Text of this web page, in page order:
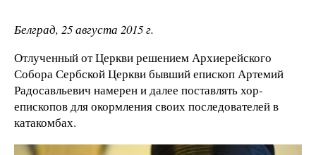
Белград, 25 августа 2015 г.
Отлученный от Церкви решением Архиерейского
Собора Сербской Церкви бывший епископ Артемий
Радосавльевич намерен и далее поставлять хор-
епископов для окормления своих последователей в
катакомбах.